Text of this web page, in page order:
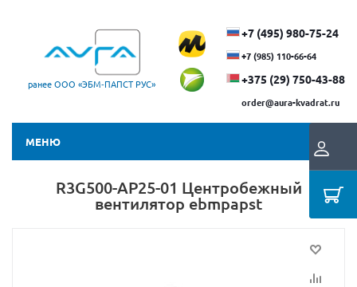
ранее ООО «ЭБМ‑ПАПСТ РУС»
+7 (495) 980-75-24
+7 (985) 110-66-64
+375 (29) ​750-43-88
order@aura-kvadrat.ru
МЕНЮ
R3G500-AP25-01 Центробежный
вентилятор ebmpapst